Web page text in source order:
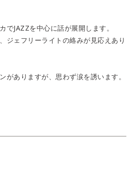
でJAZZを中心に話が展開します。
ジェフリーライトの絡みが見応えあり
がありますが、思わず涙を誘います。